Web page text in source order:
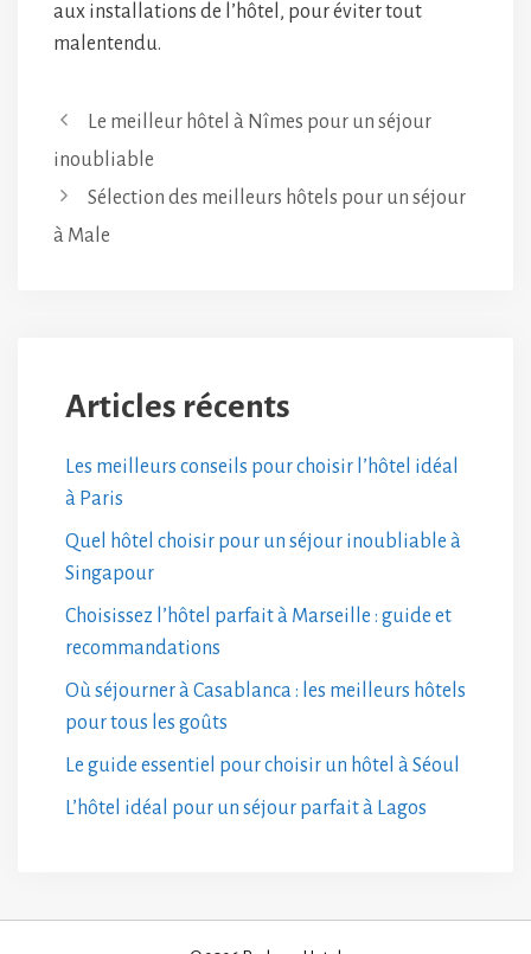
aux installations de l’hôtel, pour éviter tout
malentendu.
Le meilleur hôtel à Nîmes pour un séjour
inoubliable
Sélection des meilleurs hôtels pour un séjour
à Male
Articles récents
Les meilleurs conseils pour choisir l’hôtel idéal
à Paris
Quel hôtel choisir pour un séjour inoubliable à
Singapour
Choisissez l’hôtel parfait à Marseille : guide et
recommandations
Où séjourner à Casablanca : les meilleurs hôtels
pour tous les goûts
Le guide essentiel pour choisir un hôtel à Séoul
L’hôtel idéal pour un séjour parfait à Lagos